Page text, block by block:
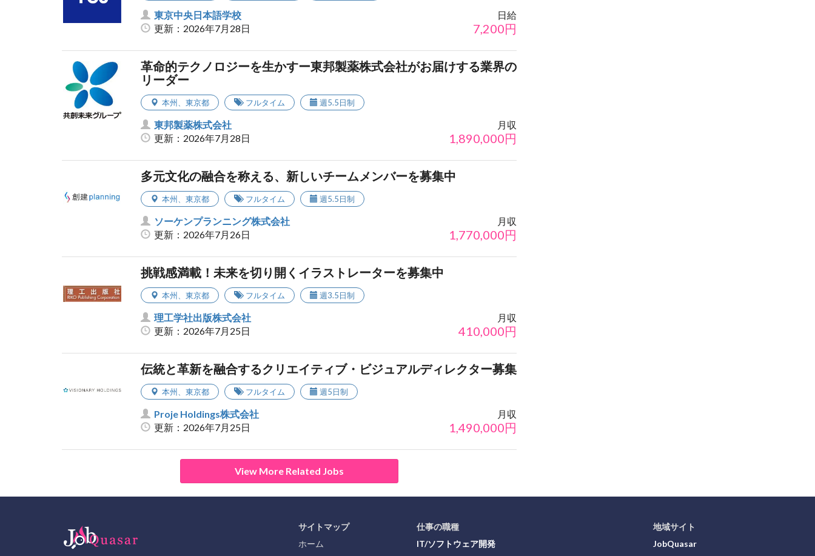
東京中央日本語学校
更新：2026年7月28日
日給
7,200円
革命的テクノロジーを生かすー東邦製薬株式会社がお届けする業界の
リーダー
本州、 東京都 フルタイム 週5.5日制
東邦製薬株式会社
更新：2026年7月28日
月収
1,890,000円
多元文化の融合を称える、新しいチームメンバーを募集中
本州、 東京都 フルタイム 週5.5日制
ソーケンプランニング株式会社
更新：2026年7月26日
月収
1,770,000円
挑戦感満載！未来を切り開くイラストレーターを募集中
本州、 東京都 フルタイム 週3.5日制
理工学社出版株式会社
更新：2026年7月25日
月収
410,000円
伝統と革新を融合するクリエイティブ・ビジュアルディレクター募集
本州、 東京都 フルタイム 週5日制
Proje Holdings株式会社
更新：2026年7月25日
月収
1,490,000円
View More Related Jobs
サイトマップ
ホーム
仕事の職種
IT/ソフトウェア開発
地域サイト
JobQuasar